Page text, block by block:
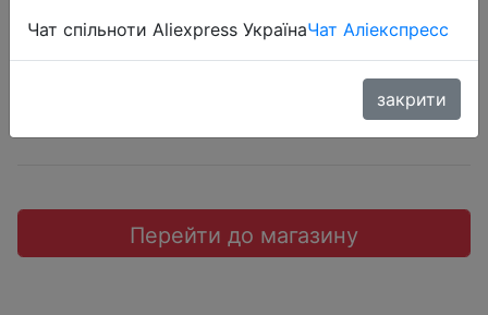
$1.36
Перейти до магазину
Чат спільноти Aliexpress УкраїнаЧат Аліекспресс
закрити